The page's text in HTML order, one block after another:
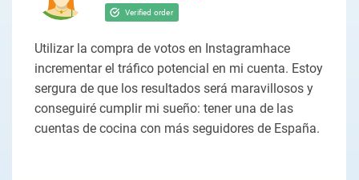
Utilizar la compra de votos en Instagramhace
incrementar el tráfico potencial en mi cuenta. Estoy
sergura de que los resultados será maravillosos y
conseguiré cumplir mi sueño: tener una de las
cuentas de cocina con más seguidores de España.